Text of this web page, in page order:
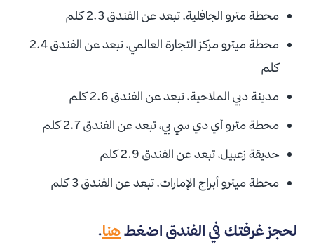
محطة مترو الجافلية، تبعد عن الفندق2.3 كلم
محطة ميترو مركز التجارة العالمي، تبعد عن الفندق2.4
كلم
مدينة دبي الملاحية، تبعد عن الفندق 2.6 كلم
محطة مترو أي دي سي بي، تبعد عن الفندق2.7 كلم
حديقة زعبيل، تبعد عن الفندق 2.9 كلم
محطة ميترو أبراج الإمارات، تبعد عن الفندق3 كلم
لحجز غرفتك في الفندق اضغطهنا.